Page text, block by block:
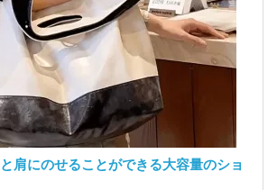
肩にのせることができる大容量のショ